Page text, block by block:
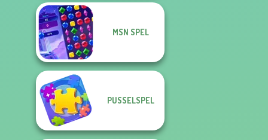
MSN SPEL
PUSSELSPEL